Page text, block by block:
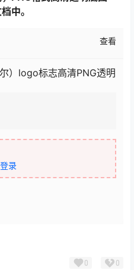
中。
查看
）logo标志高清PNG透明
登录
0 0